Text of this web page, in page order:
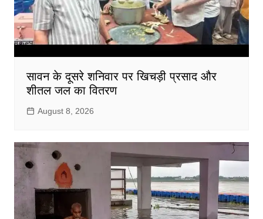
सावन के दूसरे शनिवार पर खिचड़ी प्रसाद और
शीतल जल का वितरण
August 8, 2026